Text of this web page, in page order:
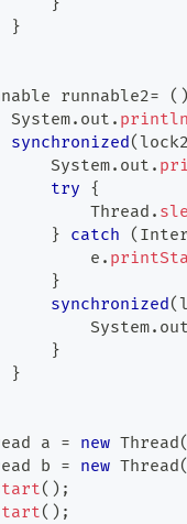
}
runnable2= ( )
System. out . println
synchronized( lock2
System. out .
try {
Thread .
} catch (
e
.
}
synchronized(
System. out
}
}
a = new Thread(
b = new Thread(
( ) ;
( ) ;